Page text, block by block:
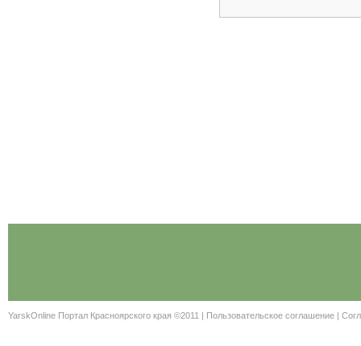
YarskOnline Портал Красноярского края ©2011 | Пользовательское соглашение |